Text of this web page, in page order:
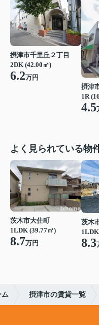
摂津市千里丘２丁目
2DK (42.00㎡)
6.2万円
摂津
1R
4.5
よく見られている物
茨木市大住町
1LDK (39.77㎡)
8.7万円
茨木
8.3
摂津市の賃貸一覧